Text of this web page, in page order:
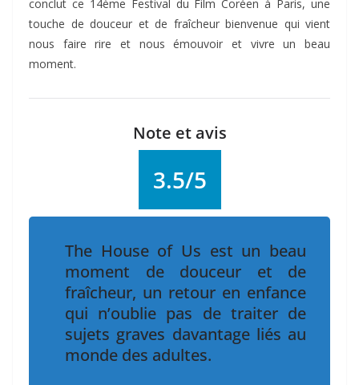
conclut ce 14ème Festival du Film Coréen à Paris, une
touche de douceur et de fraîcheur bienvenue qui vient
nous faire rire et nous émouvoir et vivre un beau
moment.
Note et avis
3.5/5
The House of Us est un beau
moment de douceur et de
fraîcheur, un retour en enfance
qui n’oublie pas de traiter de
sujets graves davantage liés au
monde des adultes.